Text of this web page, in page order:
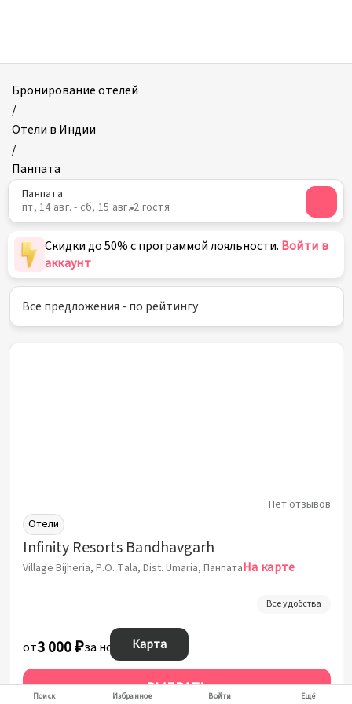
Бронирование отелей
/
Отели в Индии
/
Панпата
Панпата
пт, 14 авг. - сб, 15 авг. 2 гостя
Скидки до 50% с программой лояльности. Войти в
аккаунт
Все предложения - по рейтингу
Отели
Infinity Resorts Bandhavgarh
Village Bijheria, P.O. Tala, Dist. Umaria, ПанпатаНа карте
Нет отзывов
Все удобства
от3 000 ₽за ночь
ВЫБРАТЬ
Карта
Поиск Избранное Войти Ещё